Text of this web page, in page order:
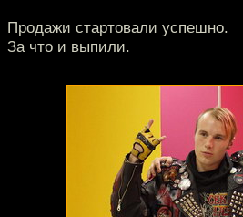
Продажи стартовали успешно.
За что и выпили.